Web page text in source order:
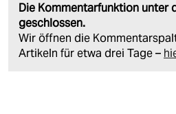
Die Kommentarfunktion unter
geschlossen.
Wir öffnen die
Artikeln für etwa drei Tage –